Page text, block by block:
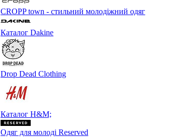
CROPP town - стильний молодіжний одяг
Каталог Dakine
Drop Dead Clothing
Каталог H&M;
Одяг для молоді Reserved